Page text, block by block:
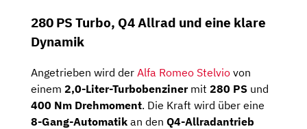
280 PS Turbo, Q4 Allrad und eine klare
Dynamik
Angetrieben wird der Alfa Romeo Stelvio von
einem 2,0-Liter-Turbobenzinermit 280 PS und
400 Nm Drehmoment. Die Kraft wird über eine
8-Gang-Automatik an den Q4-Allradantrieb